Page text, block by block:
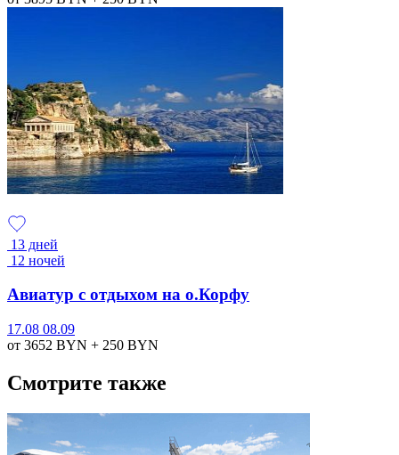
13 дней
12 ночей
Авиатур с отдыхом на о.Корфу
17.08 08.09
от 3652 BYN + 250 BYN
Смотрите также